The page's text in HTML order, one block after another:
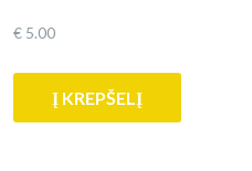
€ 5.00
Į KREPŠELĮ